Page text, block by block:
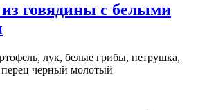
говядины с белыми
лук, белые грибы, петрушка,
черный молотый